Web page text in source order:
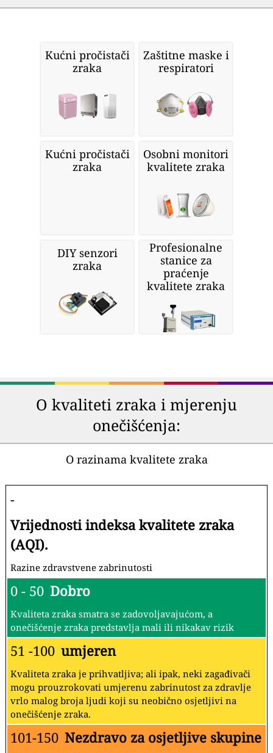
Kućni pročistači
zraka
Zaštitne maske i
respiratori
Kućni pročistači
zraka
Osobni monitori
kvalitete zraka
DIY senzori
zraka
Profesionalne
stanice za
praćenje
kvalitete zraka
O kvaliteti zraka i mjerenju
onečišćenja:
O razinama kvalitete zraka
-
Vrijednosti indeksa kvalitete zraka
(AQI).
Razine zdravstvene zabrinutosti
0 - 50 Dobro
Kvaliteta zraka smatra se zadovoljavajućom, a
onečišćenje zraka predstavlja mali ili nikakav rizik
51 -100 umjeren
Kvaliteta zraka je prihvatljiva; ali ipak, neki zagađivači
mogu prouzrokovati umjerenu zabrinutost za zdravlje
vrlo malog broja ljudi koji su neobično osjetljivi na
onečišćenje zraka.
101-150 Nezdravo za osjetljive skupine